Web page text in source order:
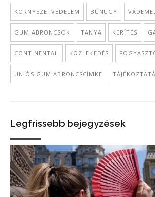
KÖRNYEZETVÉDELEM BŰNÜGY
GUMIABRONCSOK TANYA KERÍTÉS
CONTINENTAL KÖZLEKEDÉS
UNIÓS GUMIABRONCSCÍMKE
Legfrissebb bejegyzések